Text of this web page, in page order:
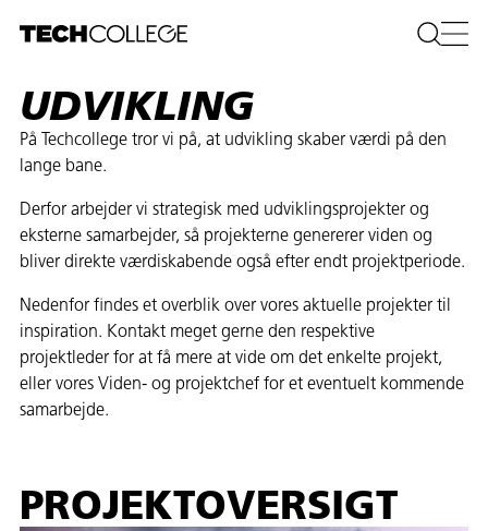
UDVIKLING
På Techcollege tror vi på, at udvikling skaber værdi på den
lange bane.
Derfor arbejder vi strategisk med udviklingsprojekter og
eksterne samarbejder, så projekterne genererer viden og
bliver direkte værdiskabende også efter endt projektperiode.
Nedenfor findes et overblik over vores aktuelle projekter til
inspiration. Kontakt meget gerne den respektive
projektleder for at få mere at vide om det enkelte projekt,
eller vores Viden- og projektchef for et eventuelt kommende
samarbejde.
PROJEKTOVERSIGT